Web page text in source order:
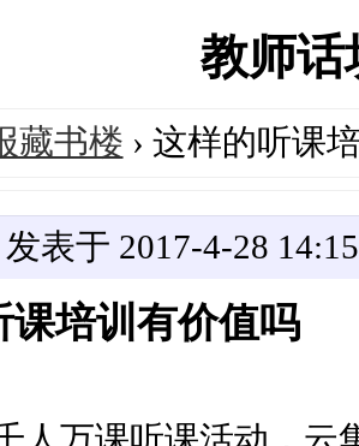
教师话
藏书楼 › 这样的听课
表于 2017-4-28
课培训有价值吗